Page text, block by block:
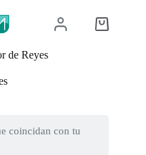
Carro
de
de Reyes
coincidan con tu